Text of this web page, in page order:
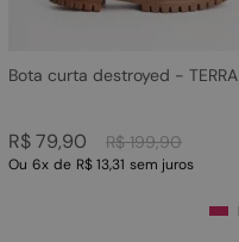
Bota curta destroyed - TERRA
R$ 199,90
R$79,90
Ou 6x de R$ 13,31 sem juros